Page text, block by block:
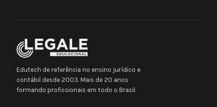
Edutech de referência no ensino jurídico e
contábil desde 2003. Mais de 20 anos
formando profissionais em todo o Brasil.